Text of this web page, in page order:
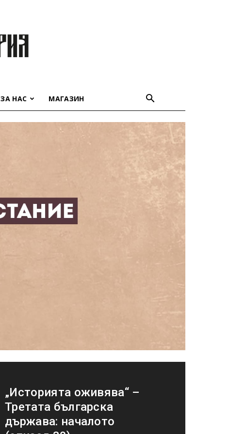
ЗА НАС МАГАЗИН
„Историята оживява“ –
Третата българска
държава: началото